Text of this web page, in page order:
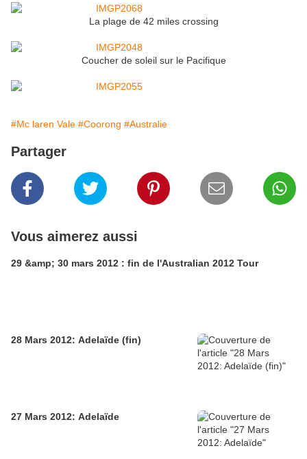
La plage de 42 miles crossing
Coucher de soleil sur le Pacifique
#Mc laren Vale #Coorong #Australie
Partager
Vous aimerez aussi
29 &amp; 30 mars 2012 : fin de l'Australian 2012 Tour
28 Mars 2012: Adelaïde (fin)
27 Mars 2012: Adelaïde